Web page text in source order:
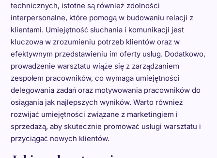
technicznych, istotne są również zdolności
interpersonalne, które pomogą w budowaniu relacji z
klientami. Umiejętność słuchania i komunikacji jest
kluczowa w zrozumieniu potrzeb klientów oraz w
efektywnym przedstawieniu im oferty usług. Dodatkowo,
prowadzenie warsztatu wiąże się z zarządzaniem
zespołem pracowników, co wymaga umiejętności
delegowania zadań oraz motywowania pracowników do
osiągania jak najlepszych wyników. Warto również
rozwijać umiejętności związane z marketingiem i
sprzedażą, aby skutecznie promować usługi warsztatu i
przyciągać nowych klientów.